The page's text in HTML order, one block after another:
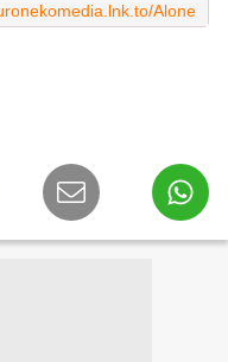
Alone